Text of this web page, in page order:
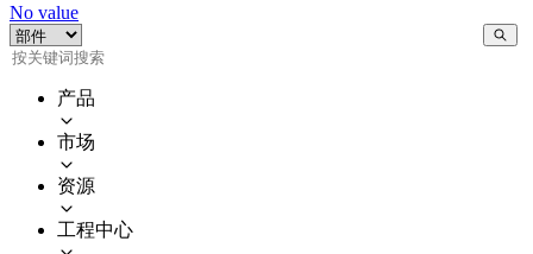
No value
产品
市场
资源
工程中心